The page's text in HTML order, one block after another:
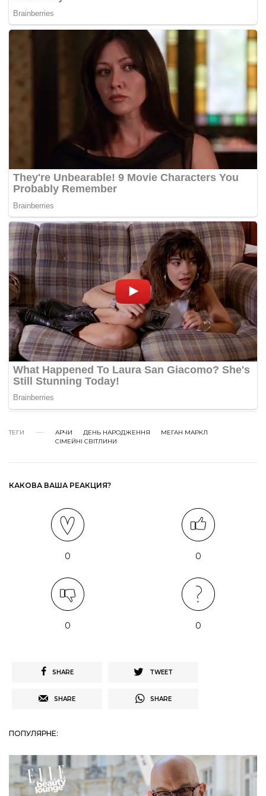
ТЕГИ АРЧИ ДЕНЬ НАРОДЖЕННЯ
МЕГАН МАРКЛ
СІМЕЙНІ СВІТЛИНИ
КАКОВА ВАША РЕАКЦИЯ?
0 0
0 0
SHARE TWEET
SHARE SHARE
ПОПУЛЯРНЕ: